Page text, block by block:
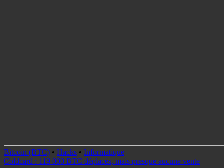
Bitcoin (BTC) • Hacks • Informatique
Coldcard : 119 000 BTC déplacés, mais presque aucune vente